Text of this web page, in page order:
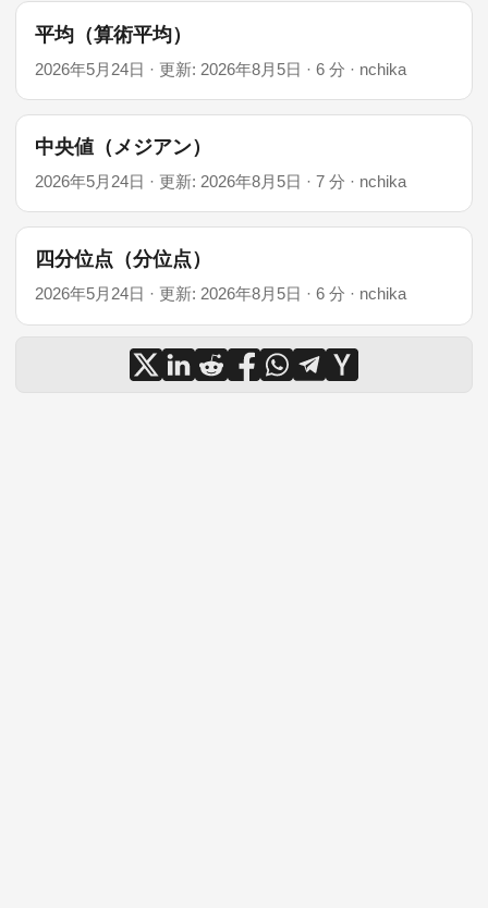
平均（算術平均）
2026年5月24日 · 更新: 2026年8月5日 · 6 分 · nchika
中央値（メジアン）
2026年5月24日 · 更新: 2026年8月5日 · 7 分 · nchika
四分位点（分位点）
2026年5月24日 · 更新: 2026年8月5日 · 6 分 · nchika